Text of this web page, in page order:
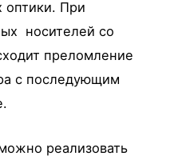
оптики. При
носителей со
преломление
с последующим
реализовать